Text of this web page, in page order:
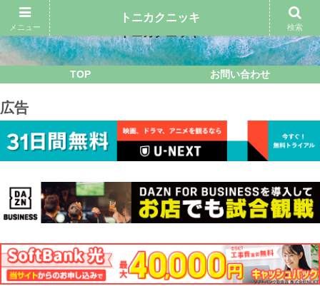
TOP お問い合わせ
広告
メニュー
トニカクニッキ
検索